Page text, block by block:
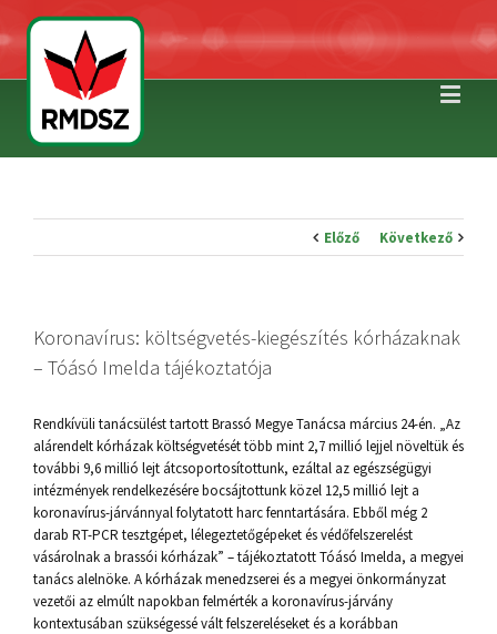
Előző Következő
Koronavírus: költségvetés-kiegészítés kórházaknak
– Tóásó Imelda tájékoztatója
Rendkívüli tanácsülést tartott Brassó Megye Tanácsa március 24-én. „Az
alárendelt kórházak költségvetését több mint 2,7 millió lejjel növeltük és
további 9,6 millió lejt átcsoportosítottunk, ezáltal az egészségügyi
intézmények rendelkezésére bocsájtottunk közel 12,5 millió lejt a
koronavírus-járvánnyal folytatott harc fenntartására. Ebből még 2
darab RT-PCR tesztgépet, lélegeztetőgépeket és védőfelszerelést
vásárolnak a brassói kórházak” – tájékoztatott Tóásó Imelda, a megyei
tanács alelnöke. A kórházak menedzserei és a megyei önkormányzat
vezetői az elmúlt napokban felmérték a koronavírus-járvány
kontextusában szükségessé vált felszereléseket és a korábban